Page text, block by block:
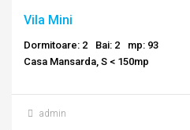
Vila Mini
Dormitoare: 2 Bai: 2
mp: 93
Casa Mansarda, S < 150mp
admin